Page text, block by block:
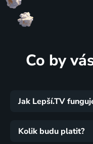
Co by
Jak Lepší.TV
Kolik budu platit?